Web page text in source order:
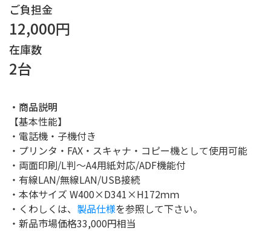
ご負担金
12,000円
在庫数
2台
・商品説明
【基本性能】
・電話機・子機付き
・プリンタ・FAX・スキャナ・コピー機として使用可能
・両面印刷/L判～A4用紙対応/ADF機能付
・有線LAN/無線LAN/USB接続
・本体サイズ W400×D341×H172ｍｍ
・くわしくは、 製品仕様を参照して下さい。
・新品市場価格33,000円相当